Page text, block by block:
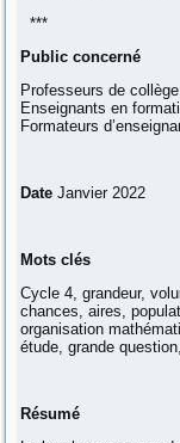
***
Public concerné
Professeurs de collège
Enseignants en
Formateurs
DateJanvier 2022
Mots clés
Cycle 4, grandeur,
chances, aires,
organisation
étude, grande
Résumé